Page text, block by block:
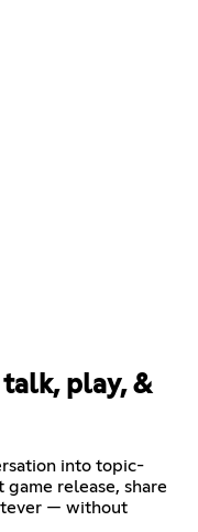
talk, play, &
into topic-
game release, share
— without